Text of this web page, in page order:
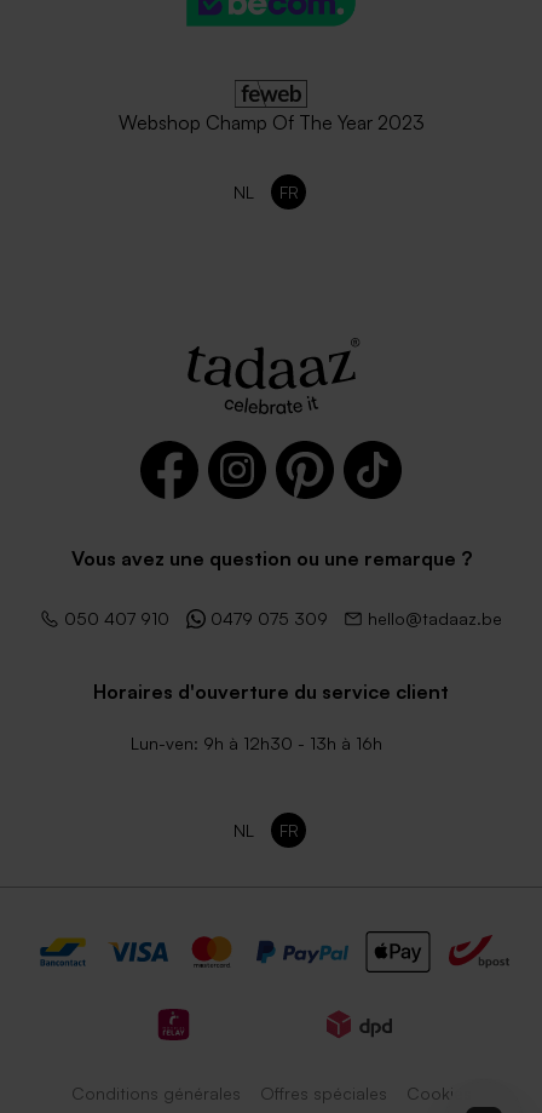
Webshop Champ Of The Year 2023
NL FR
Vous avez une question ou une remarque ?
050 407 910 0479 075 309 hello@tadaaz.be
Horaires d'ouverture du service client
Lun-ven: 9h à 12h30 - 13h à 16h
NL FR
Conditions générales Offres spéciales Cookies